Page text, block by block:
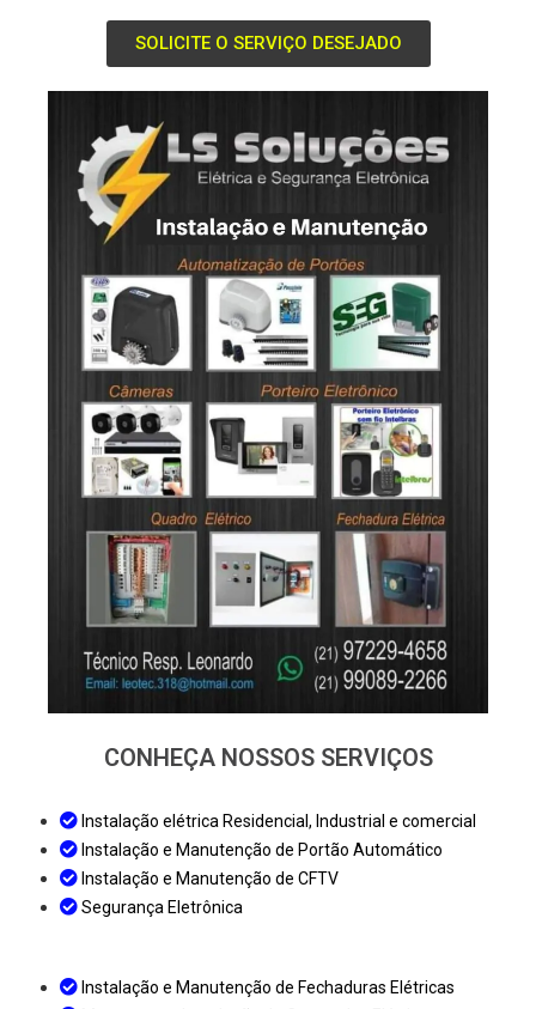
SOLICITE O SERVIÇO DESEJADO
CONHEÇA NOSSOS SERVIÇOS
Instalação elétrica Residencial, Industrial e comercial
Instalação e Manutenção de Portão Automático
Instalação e Manutenção de CFTV
Segurança Eletrônica
Instalação e Manutenção de Fechaduras Elétricas